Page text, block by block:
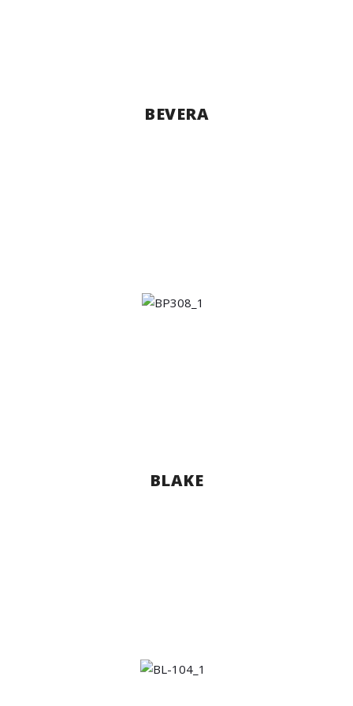
BEVERA
BLAKE